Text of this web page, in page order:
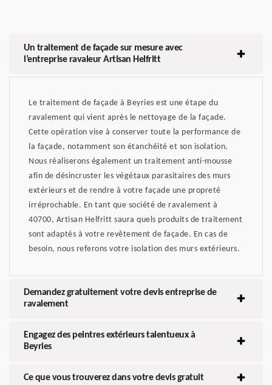
Un traitement de façade sur mesure avec
l’entreprise ravaleur Artisan Helfritt
Le traitement de façade à Beyries est une étape du
ravalement qui vient après le nettoyage de la façade.
Cette opération vise à conserver toute la performance de
la façade, notamment son étanchéité et son isolation.
Nous réaliserons également un traitement anti-mousse
afin de désincruster les végétaux parasitaires des murs
extérieurs et de rendre à votre façade une propreté
irréprochable. En tant que société de ravalement à
40700, Artisan Helfritt saura quels produits de traitement
sont adaptés à votre revêtement de façade. En cas de
besoin, nous referons votre isolation des murs extérieurs.
Demandez gratuitement votre devis entreprise de
ravalement
Engagez des peintres extérieurs talentueux à
Beyries
Ce que vous trouverez dans votre devis gratuit